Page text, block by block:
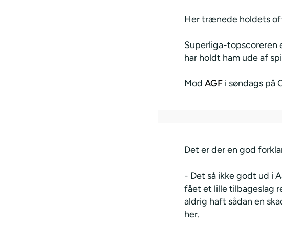
Her trænede holdets
Superliga-topscoreren
har holdt ham ude af
Mod AGF i søndags på
Det er der en god
- Det så ikke godt ud i
fået et lille tilbageslag
aldrig haft sådan en
her.